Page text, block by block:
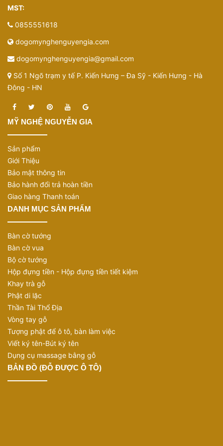
Sức chứa 300 tờ hoặc 600 tờ là cách tính theo
số lượng tờ tiền để khách dễ hình dung. Số tiền
thực tế đựng được sẽ tùy theo mệnh giá, ví dụ
tiền 500K, 200K, 100K hoặc các mệnh giá nhỏ
hơn.
Vì sao hộp đựng tiền của Mỹ Nghệ Nguyễn
Gia có giá cao hơn một số mẫu trên thị
trường?
MST:
0855551618
dogomynghenguyengia.com
dogomynghenguyengia@gmail.com
Số 1 Ngõ trạm y tế P. Kiến Hưng – Đa Sỹ - Kiến Hưng - Hà
Đông - HN
MỸ NGHỆ NGUYỄN GIA
Sản phẩm
Giới Thiệu
Bảo mật thông tin
Bảo hành đổi trả hoàn tiền
Giao hàng Thanh toán
DANH MỤC SẢN PHẨM
Bàn cờ tướng
Bàn cờ vua
Bộ cờ tướng
Hộp đựng tiền - Hộp đựng tiền tiết kiệm
Khay trà gỗ
Phật di lặc
Thần Tài Thổ Địa
Vòng tay gỗ
Tượng phật để ô tô, bàn làm việc
Viết ký tên-Bút ký tên
Dụng cụ massage bằng gỗ
BẢN ĐỒ (ĐỖ ĐƯỢC Ô TÔ)